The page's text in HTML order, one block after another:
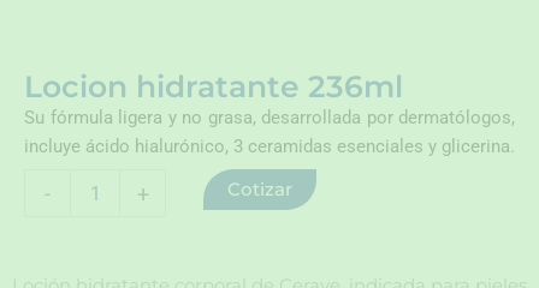
Locion hidratante 236ml
Su fórmula ligera y no grasa, desarrollada por dermatólogos,
incluye ácido hialurónico, 3 ceramidas esenciales y glicerina.
-
hidratante
+ Cotizar